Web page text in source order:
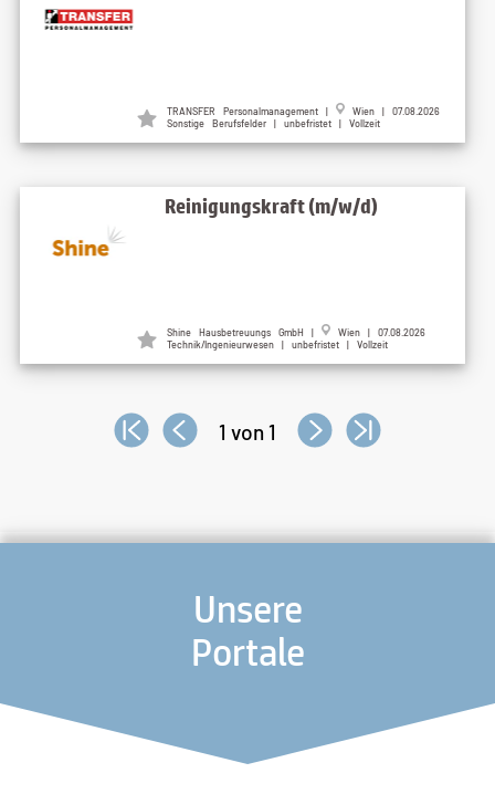
TRANSFER Personalmanagement |
Wien | 07.08.2026
Sonstige Berufsfelder | unbefristet | Vollzeit
Reinigungskraft (m/w/d)
Shine Hausbetreuungs GmbH |
Wien | 07.08.2026
Technik/Ingenieurwesen | unbefristet | Vollzeit
1 von 1
Unsere
Portale